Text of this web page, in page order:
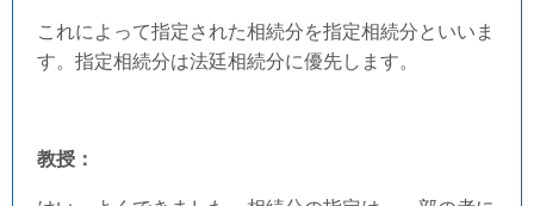
これによって指定された相続分を指定相続分といいま
す。指定相続分は法廷相続分に優先します。
教授：